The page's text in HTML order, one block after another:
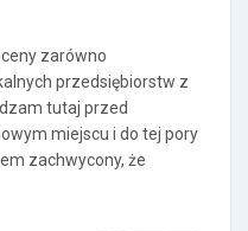
zarówno
przedsiębiorstw z
tutaj przed
miejscu i do tej pory
zachwycony, że